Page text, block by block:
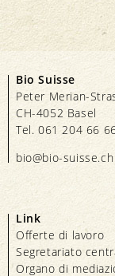
Bio Suisse
Peter Merian-
CH-4052 Basel
Tel. 061 204 66
bio@bio-suisse.ch
Link
Offerte di lavoro
Segretariato
Organo di